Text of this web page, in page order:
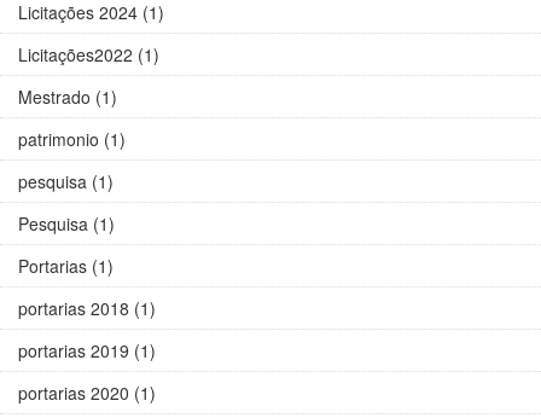
Licitações 2024 (1)
Licitações2022 (1)
Mestrado (1)
patrimonio (1)
pesquisa (1)
Pesquisa (1)
Portarias (1)
portarias 2018 (1)
portarias 2019 (1)
portarias 2020 (1)